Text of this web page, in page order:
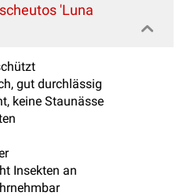
'Luna
gut durchlässig
keine Staunässe
Insekten an